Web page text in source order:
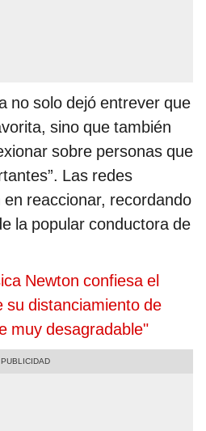
no solo dejó entrever que
sino que también
sobre personas que
Las redes
reaccionar, recordando
la popular conductora de
Newton confiesa el
su distanciamiento de
muy desagradable"